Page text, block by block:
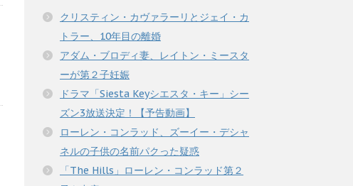
クリスティン・カヴァラーリとジェイ・カ
トラー、10年目の離婚
アダム・ブロディ妻、レイトン・ミースタ
ーが第２子妊娠
ドラマ「Siesta Keyシエスタ・キー」シー
ズン3放送決定！【予告動画】
ローレン・コンラッド、ズーイー・デシャ
ネルの子供の名前パクった疑惑
「The Hills」ローレン・コンラッド第２